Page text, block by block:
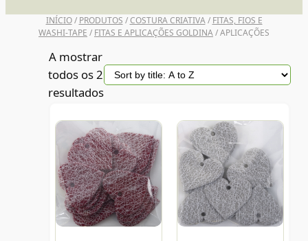
INÍCIO/ PRODUTOS /COSTURA CRIATIVA/ FITAS, FIOS E
WASHI-TAPE / FITAS E APLICAÇÕES GOLDINA/ APLICAÇÕES
A mostrar
todos os 2
resultados